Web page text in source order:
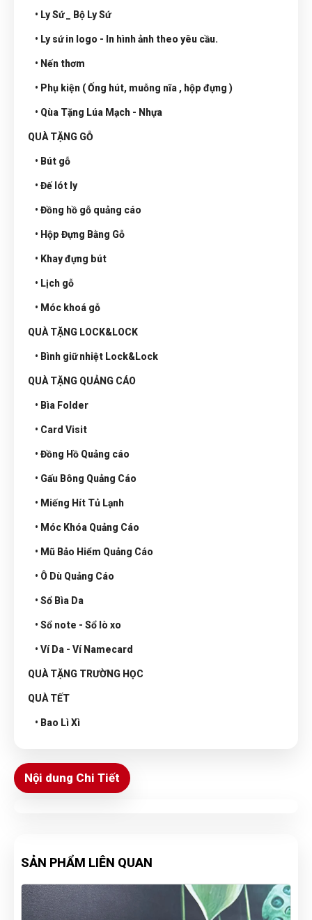
• Ly Sứ _ Bộ Ly Sứ
• Ly sứ in logo - In hình ảnh theo yêu cầu.
• Nến thơm
• Phụ kiện ( Ống hút, muỗng nĩa , hộp đựng )
• Qùa Tặng Lúa Mạch - Nhựa
QUÀ TẶNG GỖ
• Bút gỗ
• Đế lót ly
• Đồng hồ gỗ quảng cáo
• Hộp Đựng Bằng Gỗ
• Khay đựng bút
• Lịch gỗ
• Móc khoá gỗ
QUÀ TẶNG LOCK&LOCK
• Bình giữ nhiệt Lock&Lock
QUÀ TẶNG QUẢNG CÁO
• Bìa Folder
• Card Visit
• Đồng Hồ Quảng cáo
• Gấu Bông Quảng Cáo
• Miếng Hít Tủ Lạnh
• Móc Khóa Quảng Cáo
• Mũ Bảo Hiểm Quảng Cáo
• Ô Dù Quảng Cáo
• Sổ Bìa Da
• Sổ note - Sổ lò xo
• Ví Da - Ví Namecard
QUÀ TẶNG TRƯỜNG HỌC
QUÀ TẾT
• Bao Lì Xì
Nội dung Chi Tiết
SẢN PHẨM LIÊN QUAN